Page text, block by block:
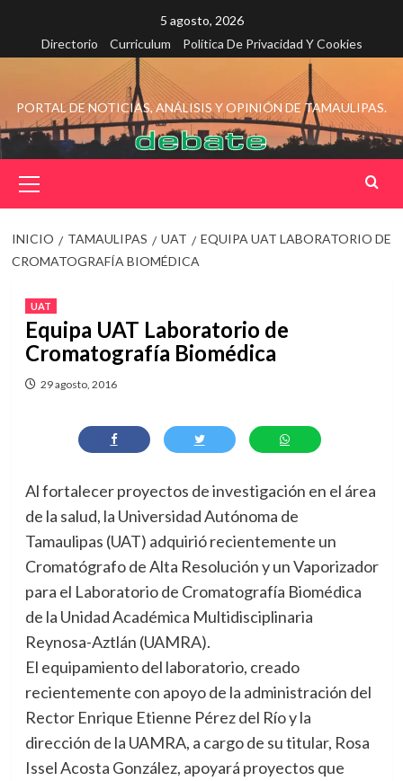
contenido
5 agosto, 2026
Directorio
Curriculum Política De Privacidad Y Cookies
PORTAL DE NOTICIAS, ANÁLISIS Y OPINIÓN DE TAMAULIPAS.
principal
INICIO TAMAULIPAS UAT
EQUIPA UAT LABORATORIO DE
CROMATOGRAFÍA BIOMÉDICA
UAT
Equipa UAT Laboratorio de
Cromatografía Biomédica
29 agosto, 2016
Al fortalecer proyectos de investigación en el área
de la salud, la Universidad Autónoma de
Tamaulipas (UAT) adquirió recientemente un
Cromatógrafo de Alta Resolución y un Vaporizador
para el Laboratorio de Cromatografía Biomédica
de la Unidad Académica Multidisciplinaria
Reynosa-Aztlán (UAMRA).
El equipamiento del laboratorio, creado
recientemente con apoyo de la administración del
Rector Enrique Etienne Pérez del Río y la
dirección de la UAMRA, a cargo de su titular, Rosa
Issel Acosta González, apoyará proyectos que